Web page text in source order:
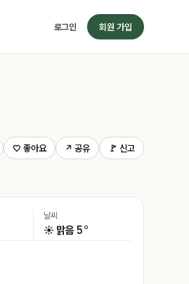
로그인 회원 가입
♡ 좋아요 ↗ 공유 🚩 신고
날씨
☀️ 맑음5°